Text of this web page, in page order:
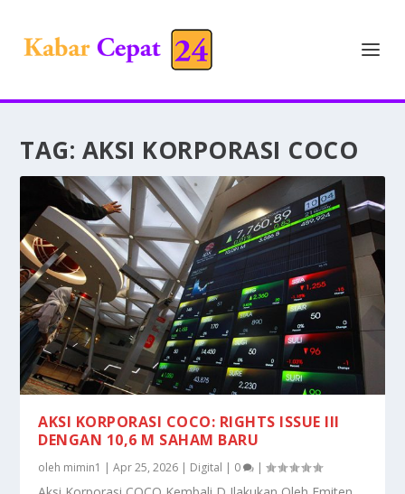
TAG: AKSI KORPORASI COCO
AKSI KORPORASI COCO: RIGHTS ISSUE III
DENGAN 10,6 M SAHAM BARU
oleh mimin1 |Apr 25, 2026 | Digital | 0 |